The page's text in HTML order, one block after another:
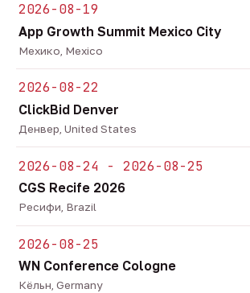
2026-08-19
App Growth Summit Mexico City
Мехико, Mexico
2026-08-22
ClickBid Denver
Денвер, United States
2026-08-24 - 2026-08-25
CGS Recife 2026
Ресифи, Brazil
2026-08-25
WN Conference Cologne
Кёльн, Germany